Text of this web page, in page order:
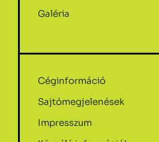
Galéria
Céginformáció
Sajtómegjelenések
Impresszum